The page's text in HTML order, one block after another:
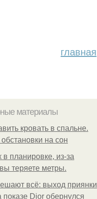
главная
материалы
кровать в спальне.
на сон
в планировке, из-за
теряете метры.
всё: выход приянки
показе Dior обернулся